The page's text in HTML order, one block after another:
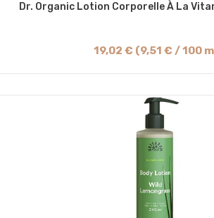
Dr. Organic Lotion Corporelle À La
19,02 € (9,51 € / 100